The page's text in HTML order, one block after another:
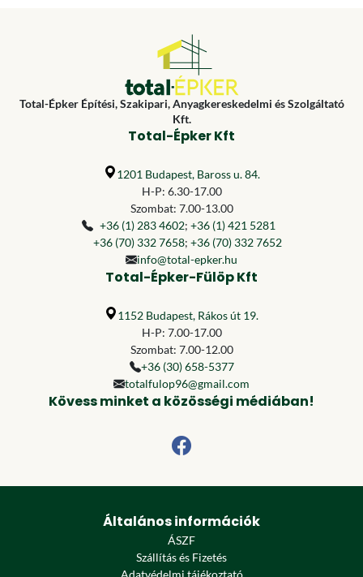
Total-Épker Építési, Szakipari, Anyagkereskedelmi és Szolgáltató
Kft.
Total-Épker Kft
1201 Budapest, Baross u. 84.
H-P: 6.30-17.00
Szombat: 7.00-13.00
+36 (1) 283 4602; +36 (1) 421 5281
+36 (70) 332 7658; +36 (70) 332 7652
info@total-epker.hu
Total-Épker-Fülöp Kft
1152 Budapest, Rákos út 19.
H-P: 7.00-17.00
Szombat: 7.00-12.00
+36 (30) 658-5377
totalfulop96@gmail.com
Kövess minket a közösségi médiában!
Általános információk
ÁSZF
Szállítás és Fizetés
Adatvédelmi tájékoztató